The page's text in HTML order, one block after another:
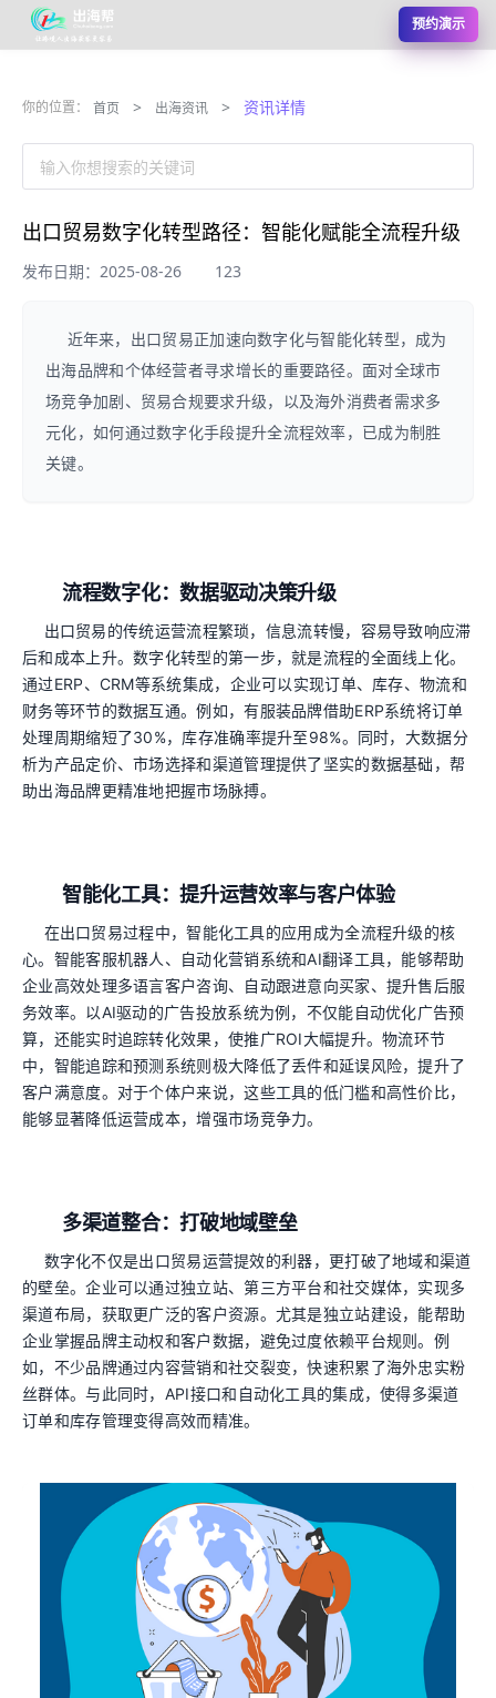
预约演示
你的位置： 首页 > 出海资讯 > 资讯详情
输入你想搜索的关键词
出口贸易数字化转型路径：智能化赋能全流程升级
发布日期：2025-08-26 123
近年来，出口贸易正加速向数字化与智能化转型，成为
出海品牌和个体经营者寻求增长的重要路径。面对全球市
场竞争加剧、贸易合规要求升级，以及海外消费者需求多
元化，如何通过数字化手段提升全流程效率，已成为制胜
关键。
流程数字化：数据驱动决策升级
出口贸易的传统运营流程繁琐，信息流转慢，容易导致响应滞
后和成本上升。数字化转型的第一步，就是流程的全面线上化。
通过ERP、CRM等系统集成，企业可以实现订单、库存、物流和
财务等环节的数据互通。例如，有服装品牌借助ERP系统将订单
处理周期缩短了30%，库存准确率提升至98%。同时，大数据分
析为产品定价、市场选择和渠道管理提供了坚实的数据基础，帮
助出海品牌更精准地把握市场脉搏。
智能化工具：提升运营效率与客户体验
在出口贸易过程中，智能化工具的应用成为全流程升级的核
心。智能客服机器人、自动化营销系统和AI翻译工具，能够帮助
企业高效处理多语言客户咨询、自动跟进意向买家、提升售后服
务效率。以AI驱动的广告投放系统为例，不仅能自动优化广告预
算，还能实时追踪转化效果，使推广ROI大幅提升。物流环节
中，智能追踪和预测系统则极大降低了丢件和延误风险，提升了
客户满意度。对于个体户来说，这些工具的低门槛和高性价比，
能够显著降低运营成本，增强市场竞争力。
多渠道整合：打破地域壁垒
数字化不仅是出口贸易运营提效的利器，更打破了地域和渠道
的壁垒。企业可以通过独立站、第三方平台和社交媒体，实现多
渠道布局，获取更广泛的客户资源。尤其是独立站建设，能帮助
企业掌握品牌主动权和客户数据，避免过度依赖平台规则。例
如，不少品牌通过内容营销和社交裂变，快速积累了海外忠实粉
丝群体。与此同时，API接口和自动化工具的集成，使得多渠道
订单和库存管理变得高效而精准。